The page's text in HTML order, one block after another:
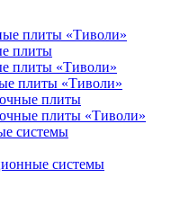
плиты «Тиволи»
плиты
плиты «Тиволи»
плиты «Тиволи»
плиты
плиты «Тиволи»
системы
системы